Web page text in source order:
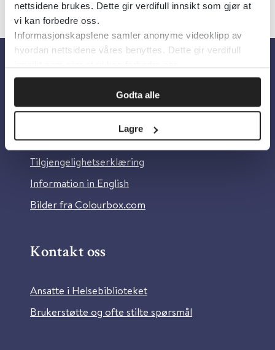
nettsidene brukes. Dette gir verdifull innsikt som gjør at
vi kan forbedre oss.
Informasjonskapslene samler anonyme videoklipp av
hvordan nettsidene våres benyttes. Dette gir verdifull
Godta alle
Lagre
Om oss
Personvern og informasjonskapsler
Tilgjengelighetserklæring
Information in English
Bilder fra Colourbox.com
Kontakt oss
Ansatte i Helsebiblioteket
Brukerstøtte og ofte stilte spørsmål